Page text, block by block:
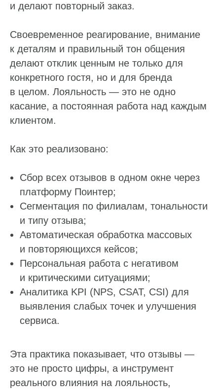
и делают повторный заказ.
Своевременное реагирование, внимание
к деталям и правильный тон общения
делают отклик ценным не только для
конкретного гостя, но и для бренда
в целом. Лояльность — это не одно
касание, а постоянная работа над каждым
клиентом.
Как это реализовано:
Сбор всех отзывов в одном окне через
платформу Поинтер;
Сегментация по филиалам, тональности
и типу отзыва;
Автоматическая обработка массовых
и повторяющихся кейсов;
Персональная работа с негативом
и критическими ситуациями;
Аналитика KPI (NPS, CSAT, CSI) для
выявления слабых точек и улучшения
сервиса.
Эта практика показывает, что отзывы —
это не просто цифры, а инструмент
реального влияния на лояльность,